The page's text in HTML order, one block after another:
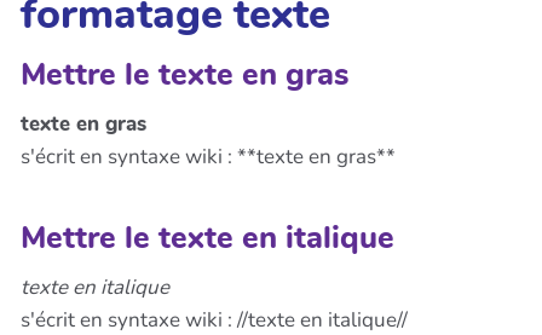
formatage texte
Mettre le texte en gras
texte en gras
s'écrit en syntaxe wiki : **texte en gras**
Mettre le texte en italique
texte en italique
s'écrit en syntaxe wiki : //texte en italique//